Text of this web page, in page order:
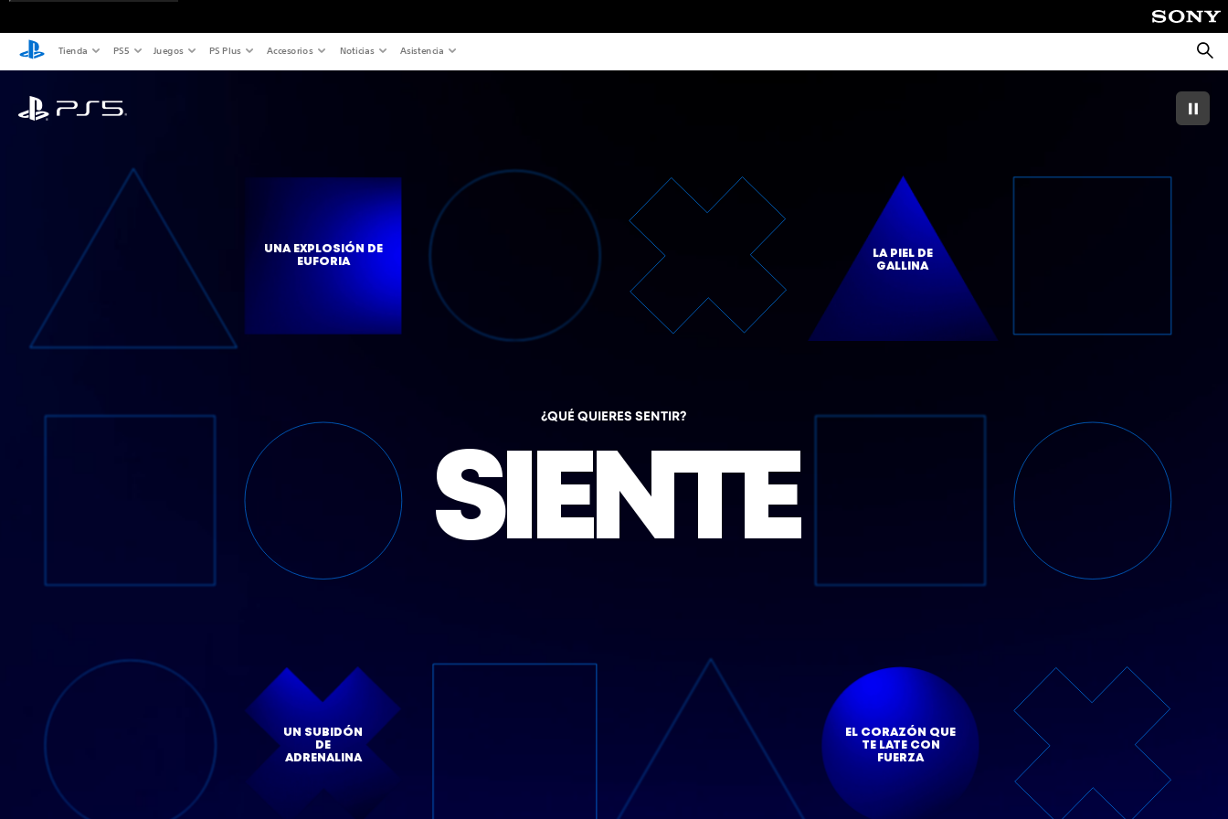
Tienda PS5 Juegos PS Plus Accesorios Noticias Asistencia
UNA EXPLOSIÓN DE
EUFORIA
LA PIEL DE
GALLINA
¿QUÉ QUIERES SENTIR?
SIENTE
UN SUBIDÓN
DE
ADRENALINA
EL CORAZÓN QUE
TE LATE CON
FUERZA